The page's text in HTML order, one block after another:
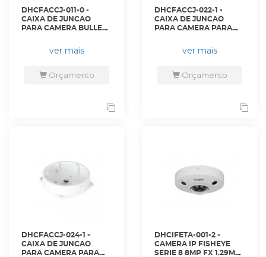
DHCFACCJ-011-0 -
CAIXA DE JUNCAO
PARA CAMERA BULLET
PFA130-E. - DAHUA
ver mais
Orçamento
DHCFACCJ-022-1 -
CAIXA DE JUNCAO
PARA CAMERA PARA
E(BRA) - DAHUA
ver mais
Orçamento
DHCFACCJ-024-1 -
CAIXA DE JUNCAO
PARA CAMERA PARA
DHCIFETA-001-2 -
CAMERA IP FISHEYE
SERIE 8 8MP FX 1.29MM